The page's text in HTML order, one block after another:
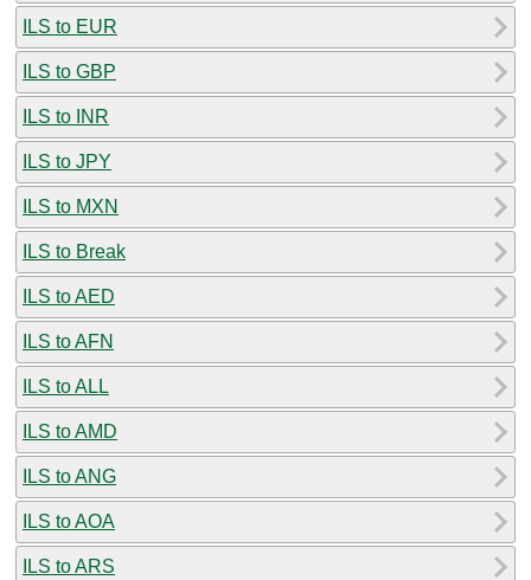
ILS to EUR
ILS to GBP
ILS to INR
ILS to JPY
ILS to MXN
ILS to Break
ILS to AED
ILS to AFN
ILS to ALL
ILS to AMD
ILS to ANG
ILS to AOA
ILS to ARS